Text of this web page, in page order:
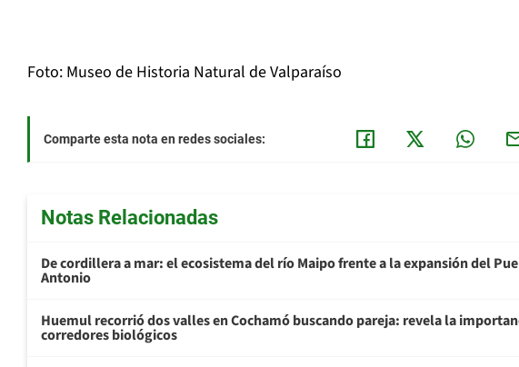
Foto: Museo de Historia Natural de Valparaíso
Comparte esta nota en redes sociales:
Notas Relacionadas
De cordillera a mar: el ecosistema del río Maipo frente a la expansión del
Antonio
Huemul recorrió dos valles en Cochamó buscando pareja: revela la
corredores biológicos